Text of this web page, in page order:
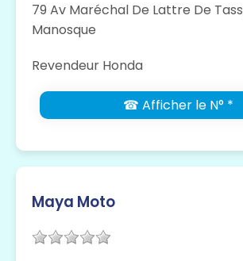
79 Av Maréchal De Lattre De
Manosque
Revendeur Honda
☎ Afficher le N° *
Maya Moto